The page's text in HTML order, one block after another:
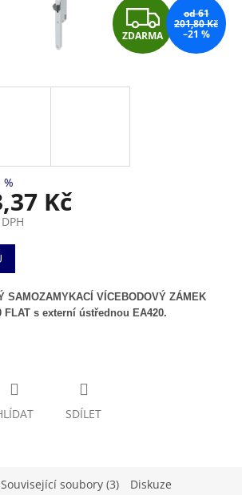
Z
D
ZDARMA
od 61
201,80 Kč
–21 %
%
Kč
SAMOZAMYKACÍ VÍCEBODOVÝ ZÁMEK
FLAT s externí ústřednou EA420.
SDÍLET
Související soubory (3) Diskuze